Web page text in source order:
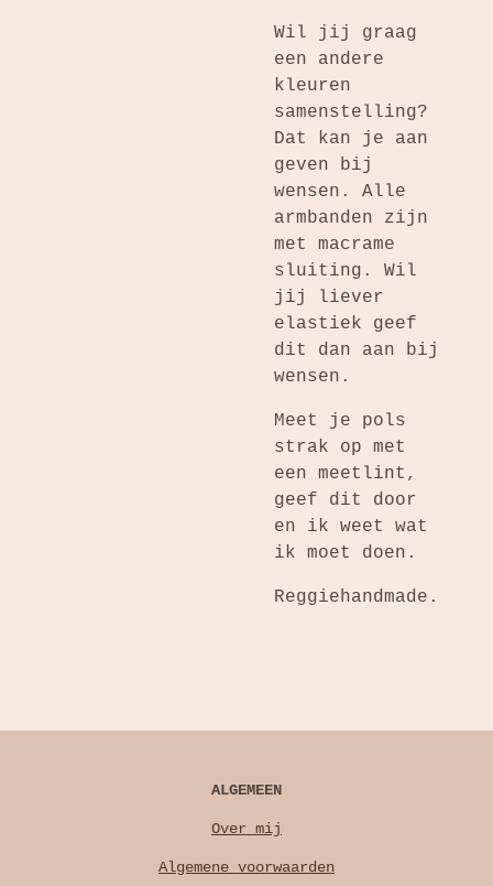
Wil jij graag
een andere
kleuren
samenstelling?
Dat kan je aan
geven bij
wensen. Alle
armbanden zijn
met macrame
sluiting. Wil
jij liever
elastiek geef
dit dan aan bij
wensen.
Meet je pols
strak op met
een meetlint,
geef dit door
en ik weet wat
ik moet doen.
Reggiehandmade.
ALGEMEEN
Over mij
Algemene voorwaarden